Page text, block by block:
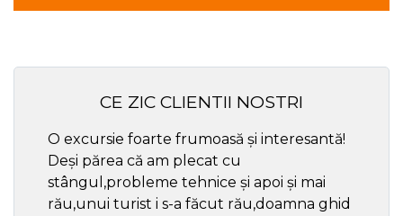
CE ZIC CLIENTII NOSTRI
O excursie foarte frumoasă și interesantă!
Deși părea că am plecat cu
stângul,probleme tehnice și apoi și mai
rău,unui turist i s-a făcut rău,doamna ghid